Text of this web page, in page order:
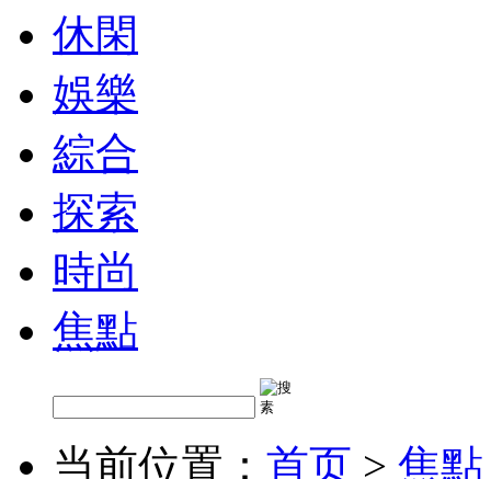
休閑
娛樂
綜合
探索
時尚
焦點
当前位置： 首页 > 焦點